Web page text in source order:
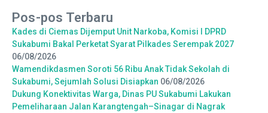
Pos-pos Terbaru
Kades di Ciemas Dijemput Unit Narkoba, Komisi I DPRD
Sukabumi Bakal Perketat Syarat Pilkades Serempak 2027
06/08/2026
Wamendikdasmen Soroti 56 Ribu Anak Tidak Sekolah di
Sukabumi, Sejumlah Solusi Disiapkan 06/08/2026
Dukung Konektivitas Warga, Dinas PU Sukabumi Lakukan
Pemeliharaan Jalan Karangtengah–Sinagar di Nagrak